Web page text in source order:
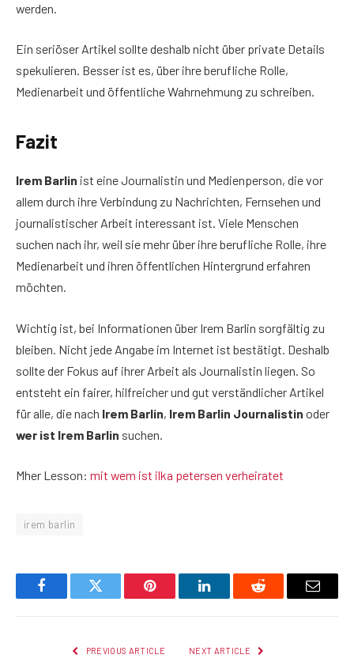
werden.
Ein seriöser Artikel sollte deshalb nicht über private Details
spekulieren. Besser ist es, über ihre berufliche Rolle,
Medienarbeit und öffentliche Wahrnehmung zu schreiben.
Fazit
Irem Barlin ist eine Journalistin und Medienperson, die vor
allem durch ihre Verbindung zu Nachrichten, Fernsehen und
journalistischer Arbeit interessant ist. Viele Menschen
suchen nach ihr, weil sie mehr über ihre berufliche Rolle, ihre
Medienarbeit und ihren öffentlichen Hintergrund erfahren
möchten.
Wichtig ist, bei Informationen über Irem Barlin sorgfältig zu
bleiben. Nicht jede Angabe im Internet ist bestätigt. Deshalb
sollte der Fokus auf ihrer Arbeit als Journalistin liegen. So
entsteht ein fairer, hilfreicher und gut verständlicher Artikel
für alle, die nach Irem Barlin, Irem Barlin Journalistin oder
wer ist Irem Barlin suchen.
Mher Lesson: mit wem ist ilka petersen verheiratet
irem barlin
FacebookTwitter Pinterest LinkedInReddit Email
PREVIOUS ARTICLE NEXT ARTICLE